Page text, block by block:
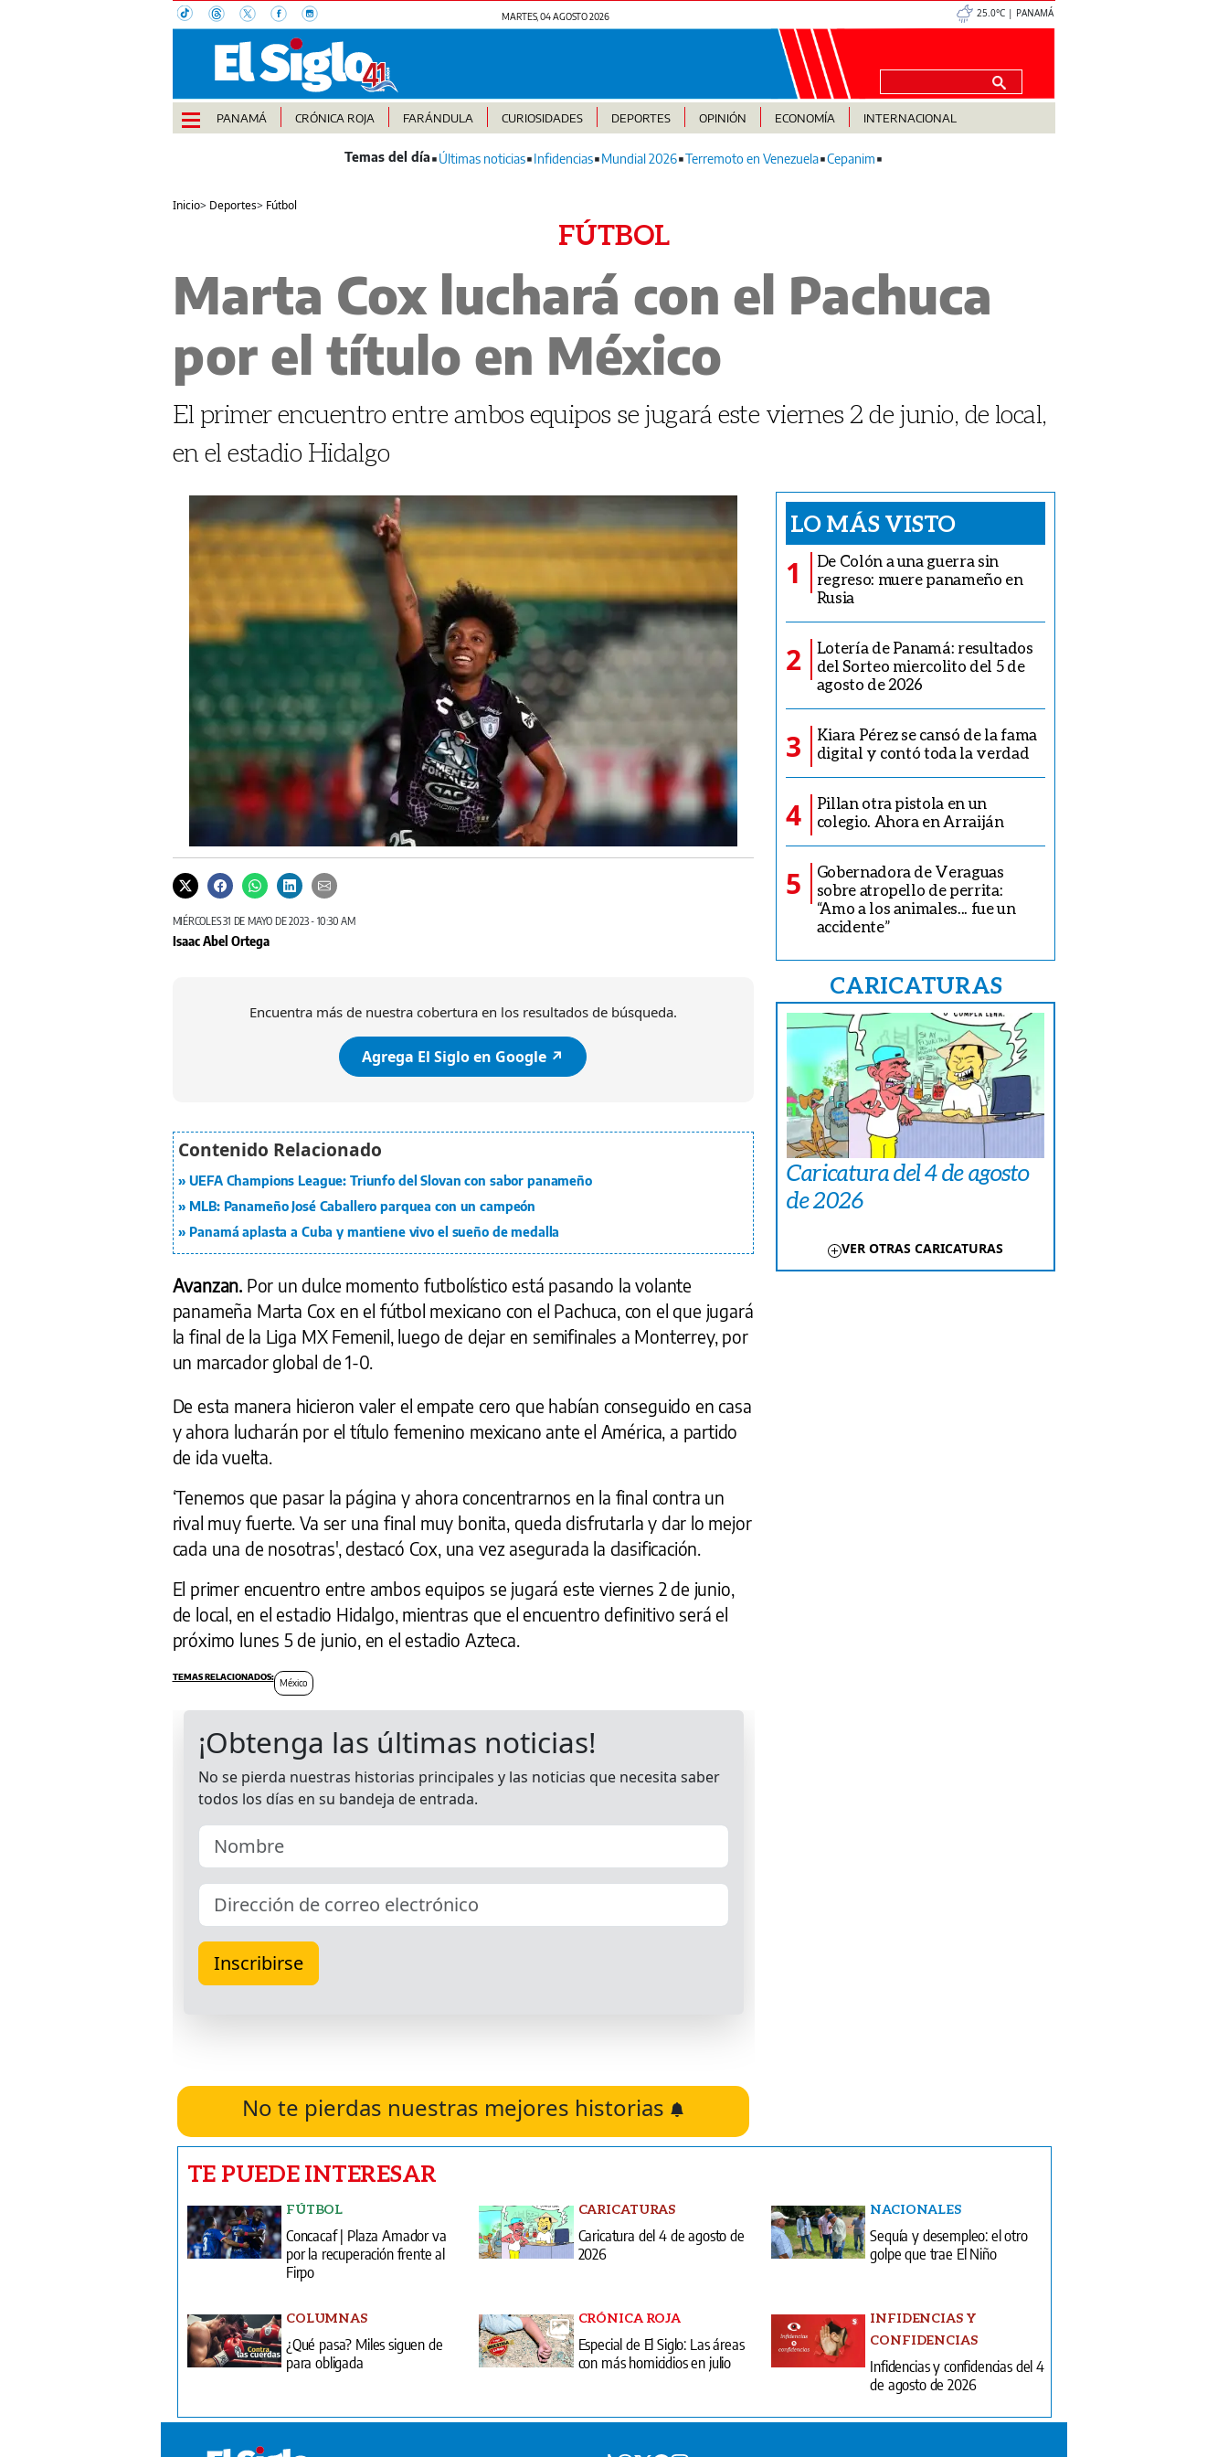
MARTES, 04 AGOSTO 2026 25.0°C | PANAMÁ
PANAMÁ CRÓNICA ROJA FARÁNDULA CURIOSIDADES DEPORTES OPINIÓN ECONOMÍA INTERNACIONAL
Últimas noticias Infidencias Mundial 2026 Terremoto en Venezuela Cepanim
Inicio> Deportes> Fútbol
FÚTBOL
Marta Cox luchará con el Pachuca
por el título en México
El primer encuentro entre ambos equipos se jugará este viernes 2 de junio, de local,
en el estadio Hidalgo
MIÉRCOLES 31 DE MAYO DE 2023 - 10:30 AM
Isaac Abel Ortega
Encuentra más de nuestra cobertura en los resultados de búsqueda.
Agrega El Siglo en Google ↗️
UEFA Champions League: Triunfo del Slovan con sabor panameño
MLB: Panameño José Caballero parquea con un campeón
Panamá aplasta a Cuba y mantiene vivo el sueño de medalla
Avanzan. Por un dulce momento futbolístico está pasando la volante
panameña Marta Cox en el fútbol mexicano con el Pachuca, con el que jugará
la final de la Liga MX Femenil, luego de dejar en semifinales a Monterrey, por
un marcador global de 1-0.
De esta manera hicieron valer el empate cero que habían conseguido en casa
y ahora lucharán por el título femenino mexicano ante el América, a partido
de ida vuelta.
‘Tenemos que pasar la página y ahora concentrarnos en la final contra un
rival muy fuerte. Va ser una final muy bonita, queda disfrutarla y dar lo mejor
cada una de nosotras', destacó Cox, una vez asegurada la clasificación.
El primer encuentro entre ambos equipos se jugará este viernes 2 de junio,
de local, en el estadio Hidalgo, mientras que el encuentro definitivo será el
próximo lunes 5 de junio, en el estadio Azteca.
México
No te pierdas nuestras mejores historias
LO MÁS VISTO
1
De Colón a una guerra sin
regreso: muere panameño en
Rusia
2
Lotería de Panamá: resultados
del Sorteo miercolito del 5 de
agosto de 2026
3
Kiara Pérez se cansó de la fama
digital y contó toda la verdad
4
Pillan otra pistola en un
colegio. Ahora en Arraiján
5
Gobernadora de Veraguas
sobre atropello de perrita:
“Amo a los animales... fue un
accidente”
CARICATURAS
Caricatura del 4 de agosto
de 2026
VER OTRAS CARICATURAS
TE PUEDE INTERESAR
FÚTBOL
Concacaf | Plaza Amador va
por la recuperación frente al
Firpo
CARICATURAS
Caricatura del 4 de agosto de
2026
NACIONALES
Sequía y desempleo: el otro
golpe que trae El Niño
COLUMNAS
¿Qué pasa? Miles siguen de
para obligada
CRÓNICA ROJA
Especial de El Siglo: Las áreas
con más homicidios en julio
INFIDENCIAS Y
CONFIDENCIAS
Infidencias y confidencias del 4
de agosto de 2026